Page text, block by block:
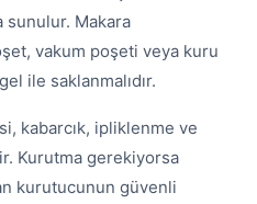
sunulur. Makara
vakum poşeti veya kuru
ile saklanmalıdır.
kabarcık, ipliklenme ve
Kurutma gerekiyorsa
kurutucunun güvenli